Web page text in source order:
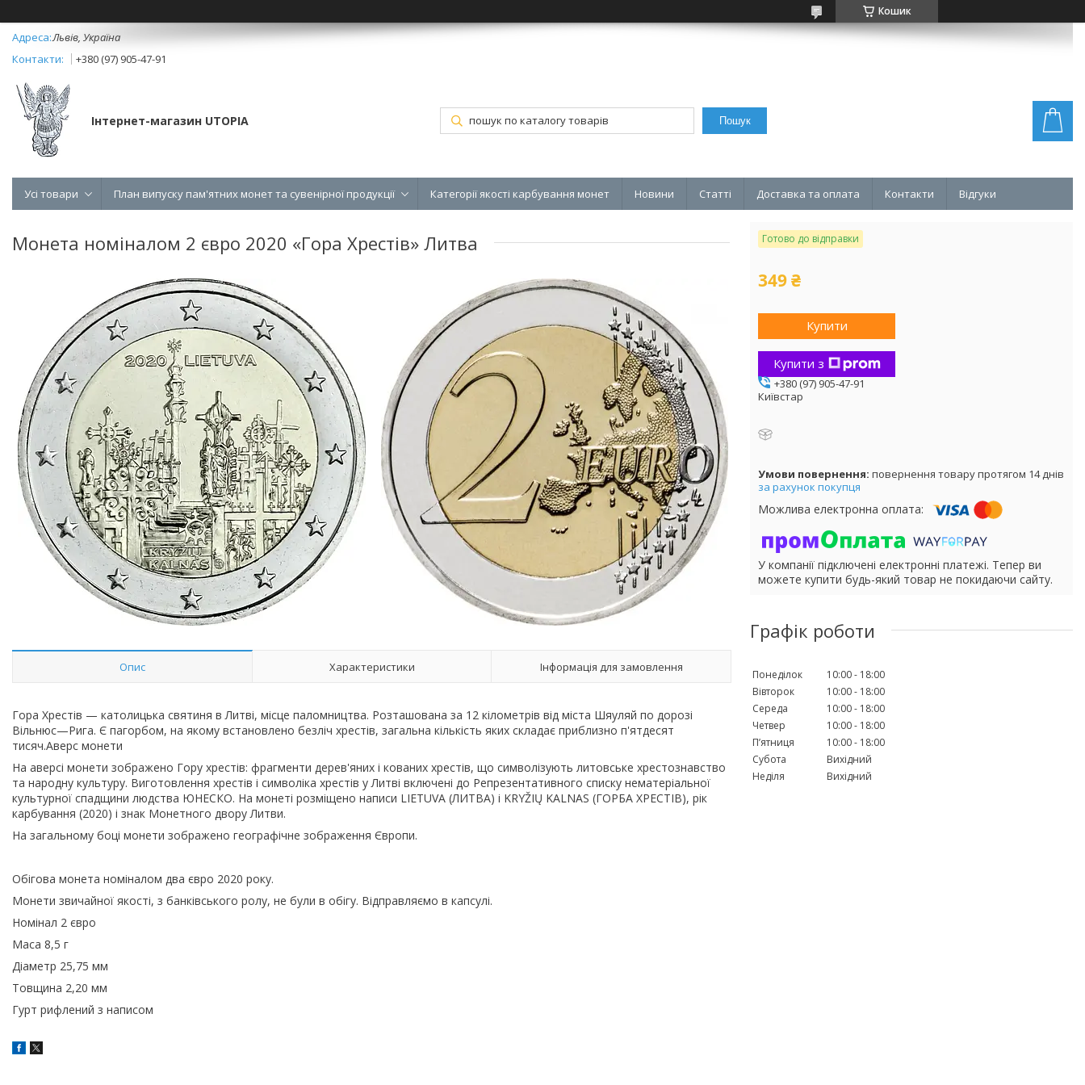
Кошик
Львів, Україна
+380 (97) 905-47-91
Інтернет-магазин UTOPIA Пошук
Усі товари План випуску пам'ятних монет та сувенірної продукції Категорії якості карбування монет Новини Статті Доставка та оплата Контакти Відгуки
Монета номіналом 2 євро 2020 «Гора Хрестів» Литва
Опис Характеристики Інформація для замовлення
Гора Хрестів — католицька святиня в Литві, місце паломництва. Розташована за 12 кілометрів від міста Шяуляй по дорозі
Вільнюс—Рига. Є пагорбом, на якому встановлено безліч хрестів, загальна кількість яких складає приблизно п'ятдесят
тисяч.Аверс монети
На аверсі монети зображено Гору хрестів: фрагменти дерев'яних і кованих хрестів, що символізують литовське хрестознавство
та народну культуру. Виготовлення хрестів і символіка хрестів у Литві включені до Репрезентативного списку нематеріальної
культурної спадщини людства ЮНЕСКО. На монеті розміщено написи LIETUVA (ЛИТВА) і KRYŽIŲ KALNAS (ГОРБА ХРЕСТІВ), рік
карбування (2020) і знак Монетного двору Литви.
На загальному боці монети зображено географічне зображення Європи.
Обігова монета номіналом два євро 2020 року.
Монети звичайної якості, з банківського ролу, не були в обігу. Відправляємо в капсулі.
Номінал 2 євро
Маса 8,5 г
Діаметр 25,75 мм
Товщина 2,20 мм
Гурт рифлений з написом
Готово до відправки
349 ₴
Купити
Купити з
+380 (97) 905-47-91
Київстар
повернення товару протягом 14 днів
за рахунок покупця
У компанії підключені електронні платежі. Тепер ви
можете купити будь-який товар не покидаючи сайту.
Графік роботи
Понеділок 10:00
18:00
Вівторок
10:00
18:00
Середа
10:00
18:00
Четвер
10:00
18:00
Пʼятниця
10:00
18:00
Субота
Вихідний
Неділя
Вихідний